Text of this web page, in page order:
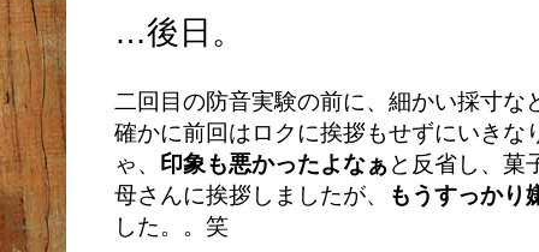
…後日。
二回目の防音実験の前に、細かい採寸な
確かに前回はロクに挨拶もせずにいきな
ゃ、 印象も悪かったよなぁと反省し、菓
母さんに挨拶しましたが、
もうすっかり
した。。笑